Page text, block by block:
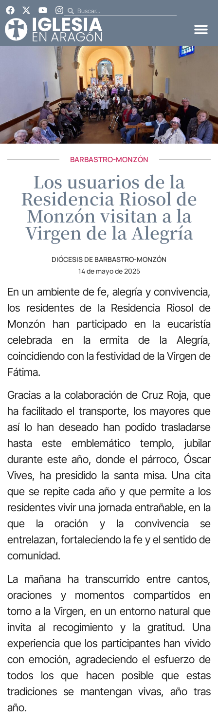
BARBASTRO-MONZÓN
Los usuarios de la
Residencia Riosol de
Monzón visitan a la
Virgen de la Alegría
DIÓCESIS DE BARBASTRO-MONZÓN
14 de mayo de 2025
En un ambiente de fe, alegría y convivencia,
los residentes de la Residencia Riosol de
Monzón han participado en la eucaristía
celebrada en la ermita de la Alegría,
coincidiendo con la festividad de la Virgen de
Fátima.
Gracias a la colaboración de Cruz Roja, que
ha facilitado el transporte, los mayores que
así lo han deseado han podido trasladarse
hasta este emblemático templo, jubilar
durante este año, donde el párroco, Óscar
Vives, ha presidido la santa misa. Una cita
que se repite cada año y que permite a los
residentes vivir una jornada entrañable, en la
que la oración y la convivencia se
entrelazan, fortaleciendo la fe y el sentido de
comunidad.
La mañana ha transcurrido entre cantos,
oraciones y momentos compartidos en
torno a la Virgen, en un entorno natural que
invita al recogimiento y la gratitud. Una
experiencia que los participantes han vivido
con emoción, agradeciendo el esfuerzo de
todos los que hacen posible que estas
tradiciones se mantengan vivas, año tras
año.